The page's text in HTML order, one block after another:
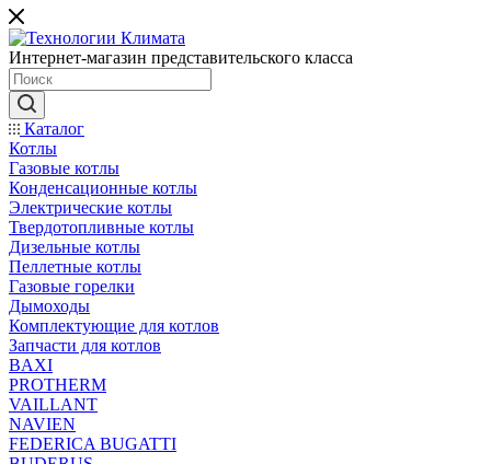
Интернет-магазин представительского класса
Каталог
Котлы
Газовые котлы
Конденсационные котлы
Электрические котлы
Твердотопливные котлы
Дизельные котлы
Пеллетные котлы
Газовые горелки
Дымоходы
Комплектующие для котлов
Запчасти для котлов
BAXI
PROTHERM
VAILLANT
NAVIEN
FEDERICA BUGATTI